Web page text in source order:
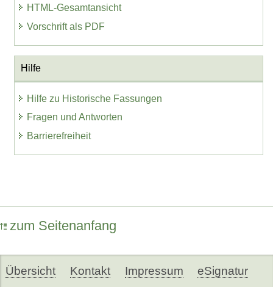
HTML-Gesamtansicht
Vorschrift als PDF
Hilfe
Hilfe zu Historische Fassungen
Fragen und Antworten
Barrierefreiheit
zum Seitenanfang
Übersicht Kontakt Impressum eSignatur